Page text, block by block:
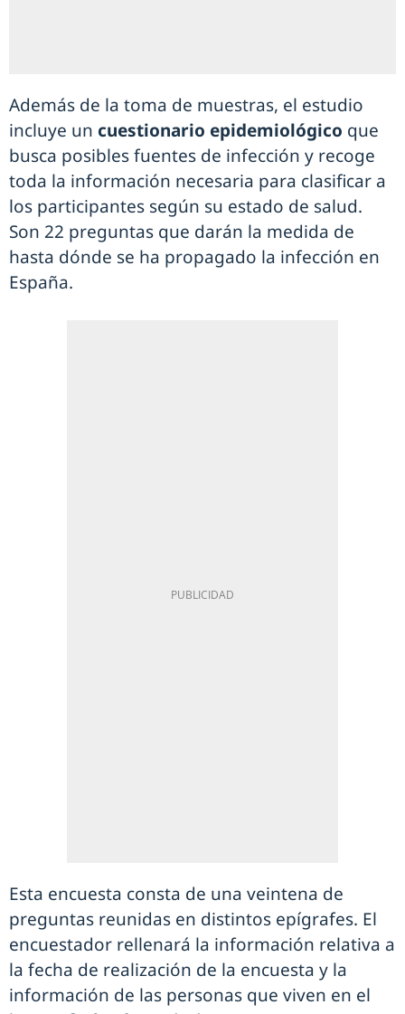
Además de la toma de muestras, el estudio
incluye un cuestionario epidemiológico que
busca posibles fuentes de infección y recoge
toda la información necesaria para clasificar a
los participantes según su estado de salud.
Son 22 preguntas que darán la medida de
hasta dónde se ha propagado la infección en
España.
Esta encuesta consta de una veintena de
preguntas reunidas en distintos epígrafes. El
encuestador rellenará la información relativa a
la fecha de realización de la encuesta y la
información de las personas que viven en el